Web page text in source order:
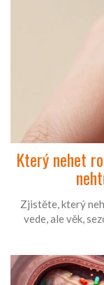
Který nehet
Zjistěte, který
vede, ale věk,